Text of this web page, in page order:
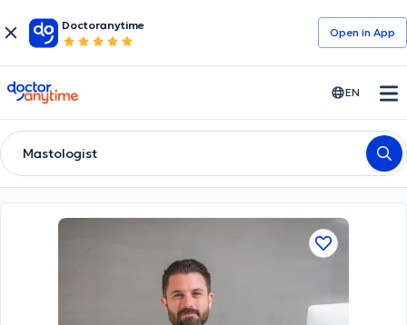
Doctoranytime
Open in Αpp
doctoranytime EN
Mastologist